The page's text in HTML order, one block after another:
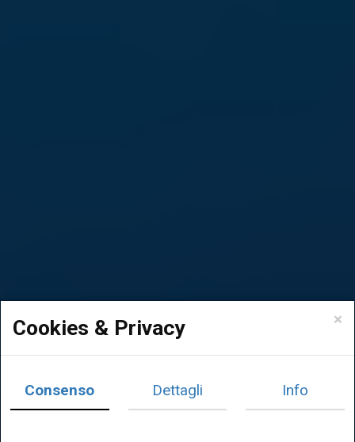
×
Cookies & Privacy
Consenso Dettagli Info